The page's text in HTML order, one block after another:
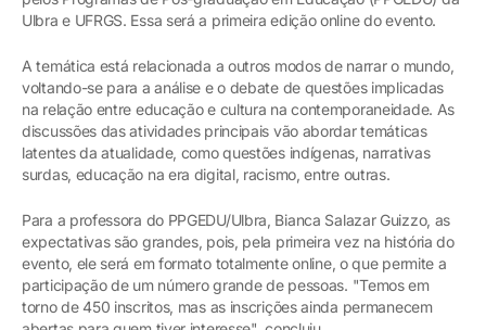
Ulbra e UFRGS. Essa será a primeira edição online do evento.
A temática está relacionada a outros modos de narrar o mundo,
voltando-se para a análise e o debate de questões implicadas
na relação entre educação e cultura na contemporaneidade. As
discussões das atividades principais vão abordar temáticas
latentes da atualidade, como questões indígenas, narrativas
surdas, educação na era digital, racismo, entre outras.
Para a professora do PPGEDU/Ulbra, Bianca Salazar Guizzo, as
expectativas são grandes, pois, pela primeira vez na história do
evento, ele será em formato totalmente online, o que permite a
participação de um número grande de pessoas. "Temos em
torno de 450 inscritos, mas as inscrições ainda permanecem